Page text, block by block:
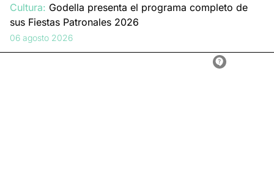
Cultura: Godella presenta el programa completo de
sus Fiestas Patronales 2026
06 agosto 2026